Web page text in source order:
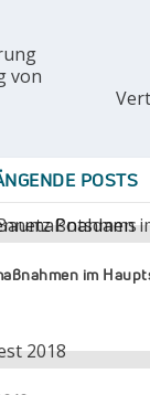
von
POSTS
im